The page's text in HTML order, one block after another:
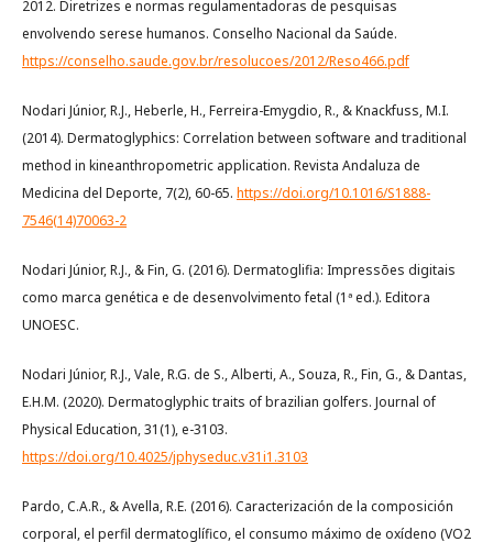
2012. Diretrizes e normas regulamentadoras de pesquisas
envolvendo serese humanos. Conselho Nacional da Saúde.
https://conselho.saude.gov.br/resolucoes/2012/Reso466.pdf
Nodari Júnior, R.J., Heberle, H., Ferreira-Emygdio, R., & Knackfuss, M.I.
(2014). Dermatoglyphics: Correlation between software and traditional
method in kineanthropometric application. Revista Andaluza de
Medicina del Deporte, 7(2), 60-65. https://doi.org/10.1016/S1888-
7546(14)70063-2
Nodari Júnior, R.J., & Fin, G. (2016). Dermatoglifia: Impressões digitais
como marca genética e de desenvolvimento fetal (1ª ed.). Editora
UNOESC.
Nodari Júnior, R.J., Vale, R.G. de S., Alberti, A., Souza, R., Fin, G., & Dantas,
E.H.M. (2020). Dermatoglyphic traits of brazilian golfers. Journal of
Physical Education, 31(1), e-3103.
https://doi.org/10.4025/jphyseduc.v31i1.3103
Pardo, C.A.R., & Avella, R.E. (2016). Caracterización de la composición
corporal, el perfil dermatoglífico, el consumo máximo de oxídeno (VO2